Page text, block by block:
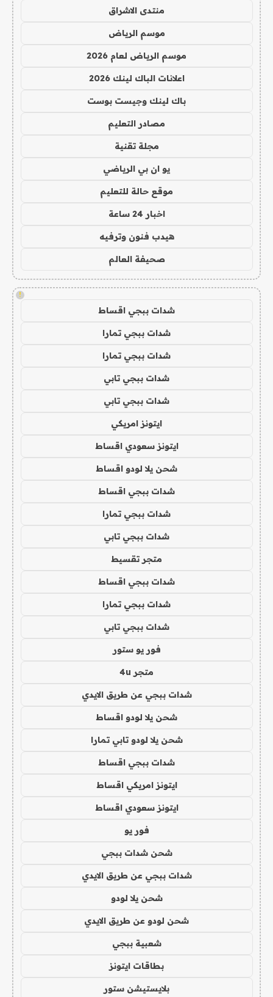
منتدى الاشراق
موسم الرياض
موسم الرياض لعام 2026
اعلانات الباك لينك 2026
باك لينك وجيست بوست
مصادر التعليم
مجلة تقنية
يو ان بي الرياضي
موقع حالة للتعليم
اخبار 24 ساعة
هيدب فنون وترفيه
صحيفة العالم
!
شدات ببجي اقساط
شدات ببجي تمارا
شدات ببجي تمارا
شدات ببجي تابي
شدات ببجي تابي
ايتونز امريكي
ايتونز سعودي اقساط
شحن يلا لودو اقساط
شدات ببجي اقساط
شدات ببجي تمارا
شدات ببجي تابي
متجر تقسيط
شدات ببجي اقساط
شدات ببجي تمارا
شدات ببجي تابي
فور يو ستور
متجر 4u
شدات ببجي عن طريق الايدي
شحن يلا لودو اقساط
شحن يلا لودو تابي تمارا
شدات ببجي اقساط
ايتونز امريكي اقساط
ايتونز سعودي اقساط
فور يو
شحن شدات ببجي
شدات ببجي عن طريق الايدي
شحن يلا لودو
شحن لودو عن طريق الايدي
شعبية ببجي
بطاقات ايتونز
بلايستيشن ستور